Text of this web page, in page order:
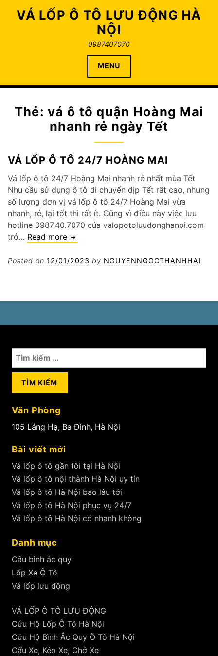
VÁ LỐP Ô TÔ LƯU ĐỘNG HÀ
NỘI
0987407070
MENU
Thẻ:vá ô tô quận Hoàng Mai
nhanh rẻ ngày Tết
VÁ LỐP Ô TÔ 24/7 HOÀNG MAI
Vá lốp ô tô 24/7 Hoàng Mai nhanh rẻ nhất mùa Tết
Nhu cầu sử dụng ô tô di chuyển dịp Tết rất cao, nhưng
số lượng đơn vị vá lốp ô tô 24/7 Hoàng Mai vừa
nhanh, rẻ, lại tốt thì rất ít. Cũng vì điều này việc lưu
hotline 0987.40.7070 của valopotoluudonghanoi.com
trở… Read more Vá
ô
Posted on 12/01/2023 by NGUYENNGOCTHANHHAI
Tìm
kiếm
cho:
Văn Phòng
105 Láng Hạ, Ba Đình, Hà Nội
Bài viết mới
Vá lốp ô tô gần tôi tại Hà Nội
Vá lốp ô tô nội thành Hà Nội uy tín
Vá lốp ô tô Hà Nội bao lâu tới
Vá lốp ô tô Hà Nội phục vụ 24/7
Vá lốp ô tô Hà Nội có nhanh không
Danh mục
Câu bình ắc quy
Lốp Xe Ô Tô
Vá lốp lưu động
VÁ LỐP Ô TÔ LƯU ĐỘNG
Cứu Hộ Lốp Ô Tô Hà Nội
Cứu Hộ Bình Ắc Quy Ô Tô Hà Nội
Cẩu Xe, Kéo Xe, Chở Xe